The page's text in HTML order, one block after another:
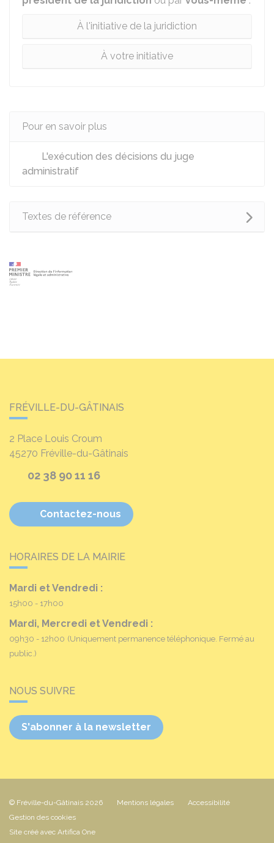
À l'initiative de la juridiction
À votre initiative
Pour en savoir plus
L'exécution des décisions du juge
administratif
Textes de référence
FRÉVILLE-DU-GÂTINAIS
2 Place Louis Croum
45270 Fréville-du-Gâtinais
02 38 90 11 16
Contactez-nous
HORAIRES DE LA MAIRIE
Mardi et Vendredi :
15h00 - 17h00
Mardi, Mercredi et Vendredi :
09h30 - 12h00 (Uniquement permanence téléphonique. Fermé au
public.)
NOUS SUIVRE
S'abonner à la newsletter
© Fréville-du-Gâtinais 2026 Mentions légales
Accessibilité
Gestion des cookies
Site créé avec Artifica One